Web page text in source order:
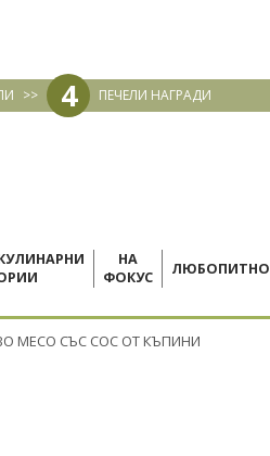
>> 4 ПЕЧЕЛИ НАГРАДИ
НА
ФОКУС
ЛЮБОПИТНО
МЕСО СЪС СОС ОТ КЪПИНИ